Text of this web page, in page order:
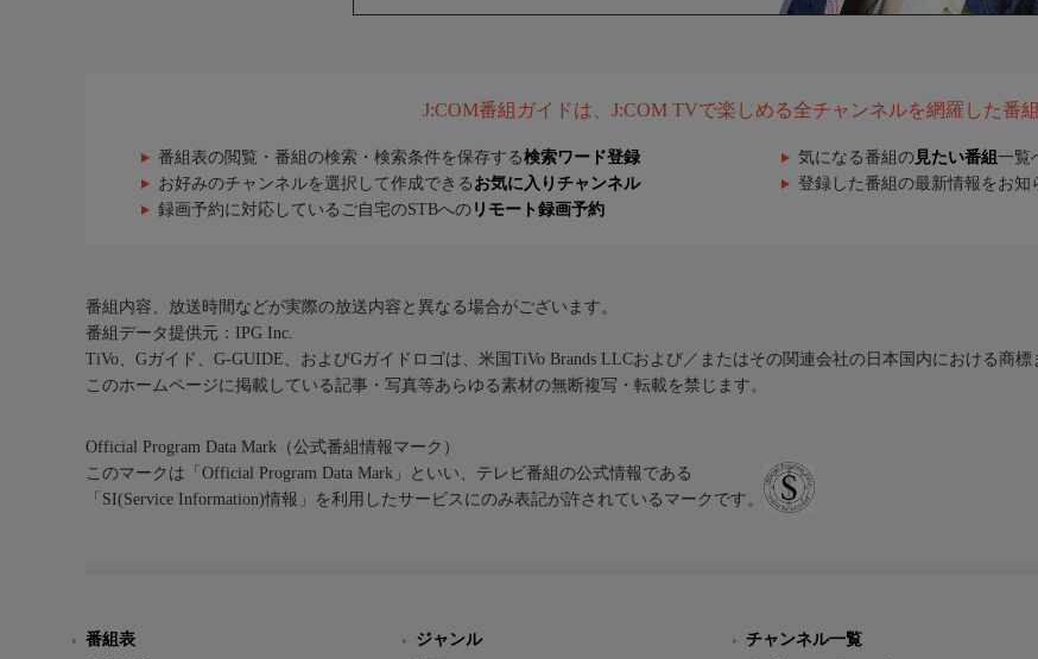
J:COM番組ガイドは、J:COM TVで楽しめる全チャンネルを網羅した番
番組表の閲覧・番組の検索・検索条件を保存する検索ワード登録 気になる番組の 見たい番組 一覧
お好みのチャンネルを選択して作成できる お気に入りチャンネル 登録した番組の最新情報をお知
録画予約に対応しているご自宅のSTBへの リモート録画予約
番組内容、放送時間などが実際の放送内容と異なる場合がございます。
番組データ提供元：IPG Inc.
TiVo、Gガイド、G-GUIDE、およびGガイドロゴは、米国TiVo Brands LLCおよび／またはその関連会社の日本国内における商標
このホームページに掲載している記事・写真等あらゆる素材の無断複写・転載を禁じます。
Official Program Data Mark（公式番組情報マーク）
このマークは「Official Program Data Mark」といい、テレビ番組の公式情報である
「SI(Service Information)情報」を利用したサービスにのみ表記が許されているマークです。
番組表
ジャンル
チャンネル一覧